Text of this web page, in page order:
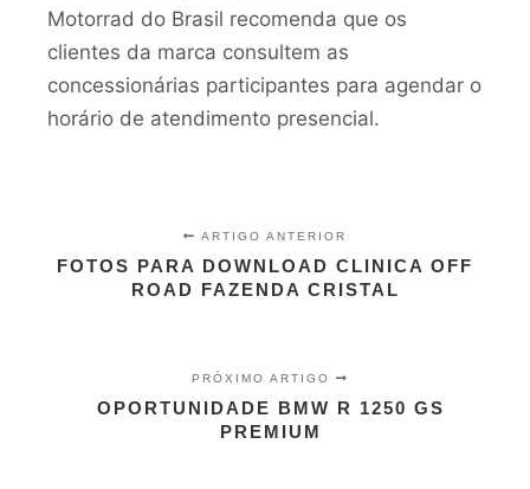
Motorrad do Brasil recomenda que os
clientes da marca consultem as
concessionárias participantes para agendar o
horário de atendimento presencial.
ARTIGO ANTERIOR
FOTOS PARA DOWNLOAD CLINICA OFF
ROAD FAZENDA CRISTAL
PRÓXIMO ARTIGO
OPORTUNIDADE BMW R 1250 GS
PREMIUM